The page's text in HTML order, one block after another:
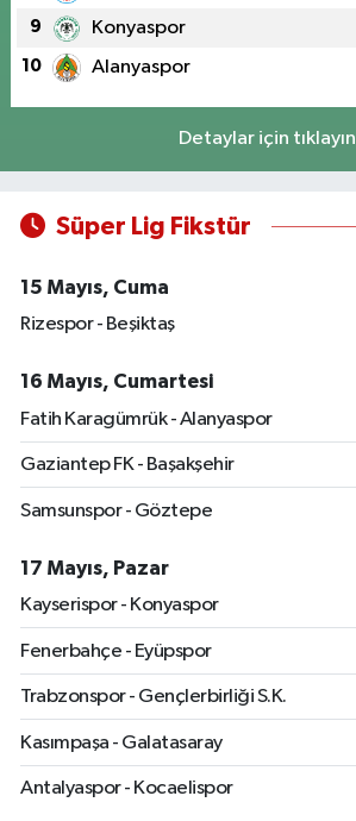
9 Konyaspor
10 Alanyaspor
Detaylar için tıklayın
Süper Lig Fikstür
15 Mayıs, Cuma
Rizespor - Beşiktaş
16 Mayıs, Cumartesi
Fatih Karagümrük - Alanyaspor
Gaziantep FK - Başakşehir
Samsunspor - Göztepe
17 Mayıs, Pazar
Kayserispor - Konyaspor
Fenerbahçe - Eyüpspor
Trabzonspor - Gençlerbirliği S.K.
Kasımpaşa - Galatasaray
Antalyaspor - Kocaelispor